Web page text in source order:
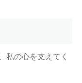
私の心を支えてく